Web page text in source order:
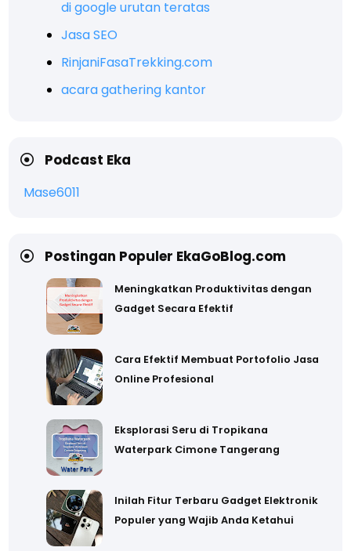
di google urutan teratas
Jasa SEO
RinjaniFasaTrekking.com
acara gathering kantor
Podcast Eka
Mase6011
Postingan Populer EkaGoBlog.com
Meningkatkan Produktivitas dengan
Gadget Secara Efektif
Cara Efektif Membuat Portofolio Jasa
Online Profesional
Eksplorasi Seru di Tropikana
Waterpark Cimone Tangerang
Inilah Fitur Terbaru Gadget Elektronik
Populer yang Wajib Anda Ketahui